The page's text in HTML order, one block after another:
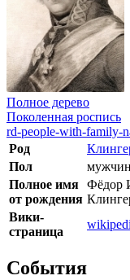
Полное дерево
Поколенная роспись
rd-people-with-family-
Род
Пол
Полное имя
от рождения
Фёдор
Вики-
страница
События